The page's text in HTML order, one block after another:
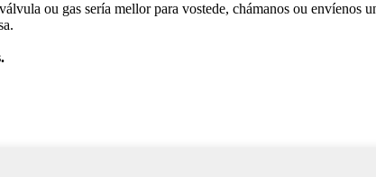
ou gas sería mellor para vostede, chámanos ou envíenos